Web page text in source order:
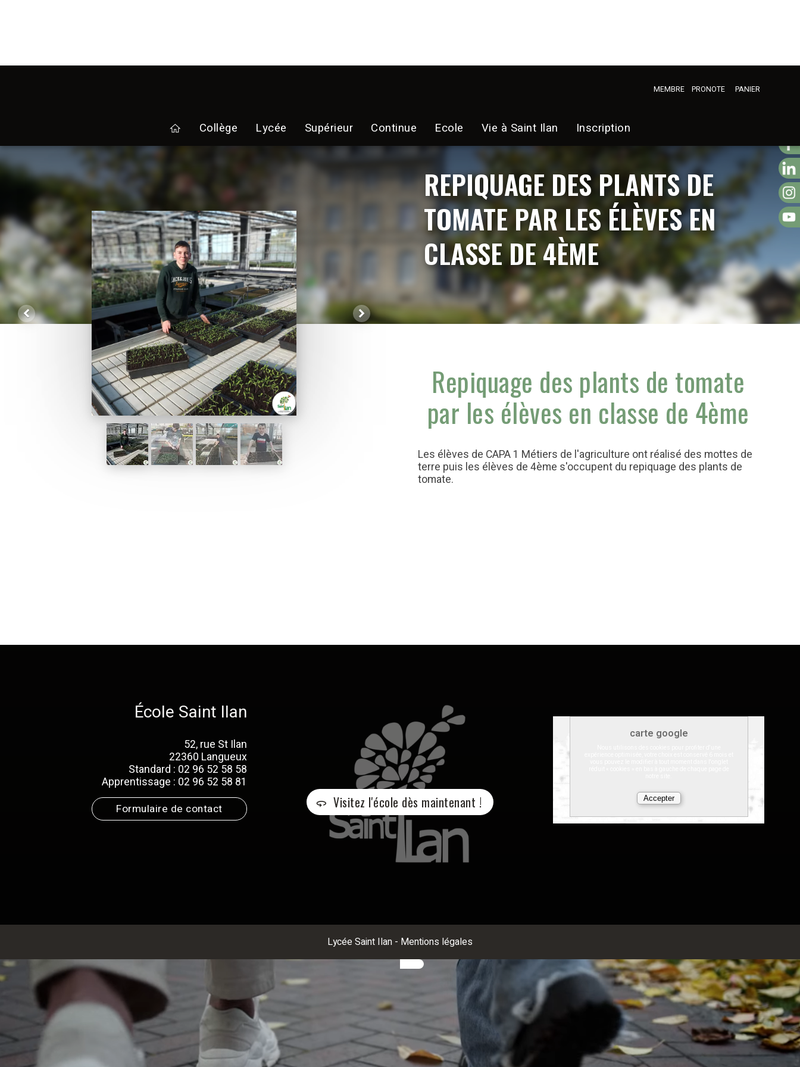
MEMBRE PRONOTE PANIER
home Collège Lycée Supérieur Continue Ecole Vie à Saint Ilan Inscription
REPIQUAGE DES PLANTS DE
TOMATE PAR LES ÉLÈVES EN
CLASSE DE 4ÈME
Repiquage des plants de tomate
par les élèves en classe de 4ème
Les élèves de CAPA 1 Métiers de l'agriculture ont réalisé des mottes de
terre puis les élèves de 4ème s'occupent du repiquage des plants de
tomate.
École Saint Ilan
52, rue St Ilan
22360 Langueux
Standard : 02 96 52 58 58
Apprentissage : 02 96 52 58 81
Formulaire de contact
carte google
Visitez l'école dès maintenant !
Lycée Saint Ilan - Mentions légales